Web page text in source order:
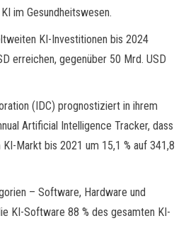
im Gesundheitswesen.
KI-Investitionen bis 2024
erreichen, gegenüber 50 Mrd. USD
(IDC) prognostiziert in ihrem
Artificial Intelligence Tracker, dass
Markt bis 2021 um 15,1 % auf 341,8
– Software, Hardware und
KI-Software 88 % des gesamten KI-